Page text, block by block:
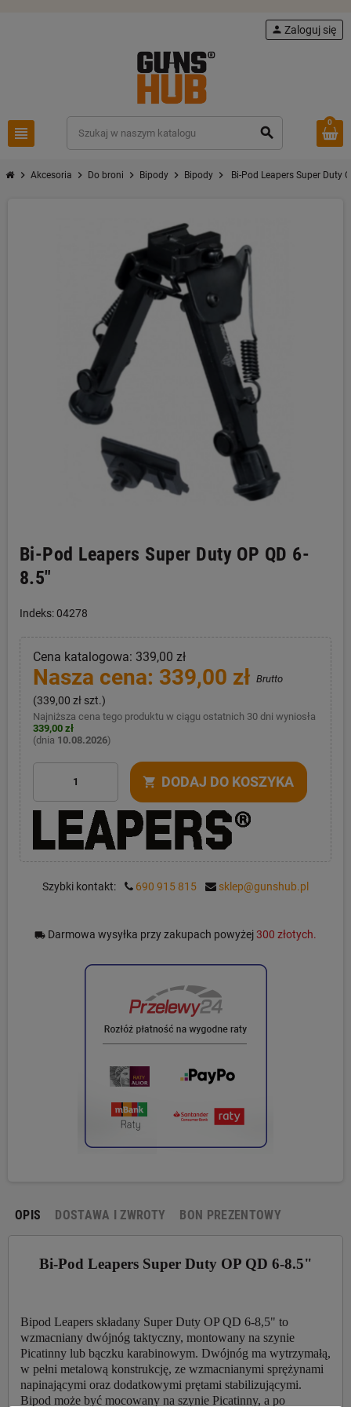
view_headline search
person Zaloguj się
0
chevron_right Akcesoria chevron_right Do broni chevron_right Bipody chevron_right Bipody chevron_right Bi-Pod Leapers Super Duty
Bi-Pod Leapers Super Duty OP QD 6-
8.5"
Indeks: 04278
Cena katalogowa: 339,00 zł
Nasza cena: 339,00 zł Brutto
(339,00 zł szt.)
Najniższa cena tego produktu w ciągu ostatnich 30 dni wyniosła
339,00 zł
(dnia 10.08.2026)
shopping_cart DODAJ DO KOSZYKA
Szybki kontakt: 690 915 815 sklep@gunshub.pl
local_shipping Darmowa wysyłka przy zakupach powyżej300 złotych.
OPIS DOSTAWA I ZWROTY BON PREZENTOWY
Bi-Pod Leapers Super Duty OP QD 6-8.5"
Bipod Leapers składany Super Duty OP QD 6-8,5" to
wzmacniany dwójnóg taktyczny, montowany na szynie
Picatinny lub bączku karabinowym. Dwójnóg ma wytrzymałą,
w pełni metalową konstrukcję, ze wzmacnianymi sprężynami
napinającymi oraz dodatkowymi prętami stabilizującymi.
Bipod może być mocowany na szynie Picatinny, a po